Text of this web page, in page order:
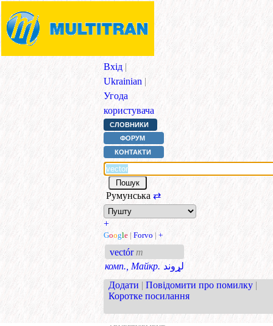
Вхід |
Ukrainian |
Угода
користувача
СЛОВНИКИ
ФОРУМ
КОНТАКТИ
Румунська ⇄
+
Google | Forvo | +
vectór m
комп., Майкр. لړوند
Додати | Повідомити про помилку |
Коротке посилання